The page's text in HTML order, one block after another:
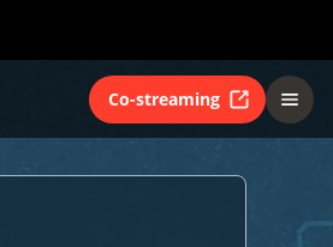
Co-streaming